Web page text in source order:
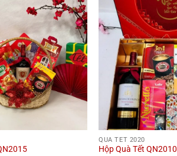
QUÀ TẾT 2020
Hộp Quà Tết QN2010